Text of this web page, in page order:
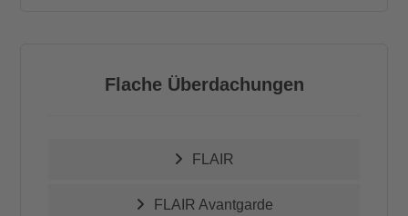
Flache Überdachungen
FLAIR
FLAIR Avantgarde